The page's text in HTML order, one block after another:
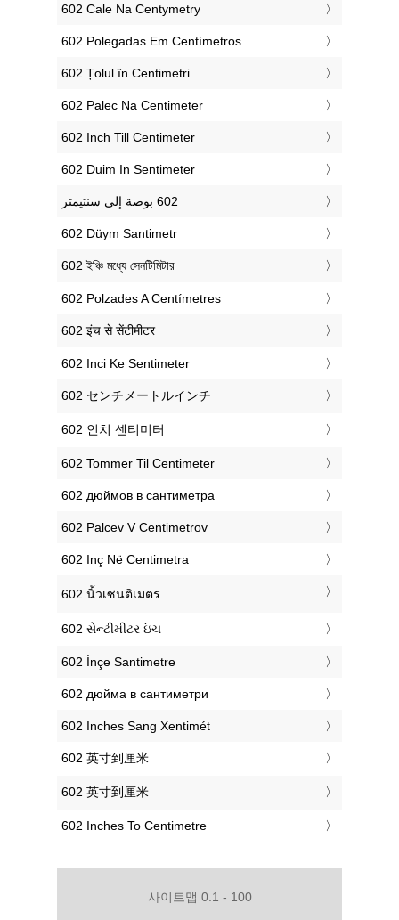
‎602 Cale Na Centymetry
‎602 Polegadas Em Centímetros
‎602 Țolul în Centimetri
‎602 Palec Na Centimeter
‎602 Inch Till Centimeter
‎602 Duim In Sentimeter
‎602 Düym Santimetr
‎602 ইঞ্চি মধ্যে সেনটিমিটার
‎602 Polzades A Centímetres
‎602 इंच से सेंटीमीटर
‎602 Inci Ke Sentimeter
‎602 センチメートルインチ
‎602 인치 센티미터
‎602 Tommer Til Centimeter
‎602 дюймов в сантиметра
‎602 Palcev V Centimetrov
‎602 Inç Në Centimetra
‎602 นิ้วเซนติเมตร
‎602 સેન્ટીમીટર ઇંચ
‎602 İnçe Santimetre
‎602 дюйма в сантиметри
‎602 Inches Sang Xentimét
‎602 英寸到厘米
‎602 英寸到厘米
‎602 Inches To Centimetre
사이트맵 0.1 - 100